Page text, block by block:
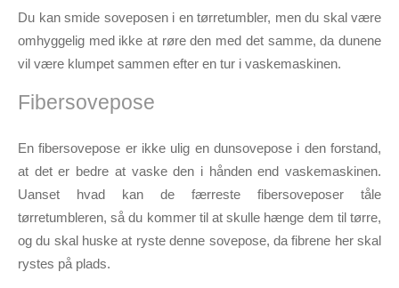
Du kan smide soveposen i en tørretumbler, men du skal være
omhyggelig med ikke at røre den med det samme, da dunene
vil være klumpet sammen efter en tur i vaskemaskinen.
Fibersovepose
En fibersovepose er ikke ulig en dunsovepose i den forstand,
at det er bedre at vaske den i hånden end vaskemaskinen.
Uanset hvad kan de færreste fibersoveposer tåle
tørretumbleren, så du kommer til at skulle hænge dem til tørre,
og du skal huske at ryste denne sovepose, da fibrene her skal
rystes på plads.